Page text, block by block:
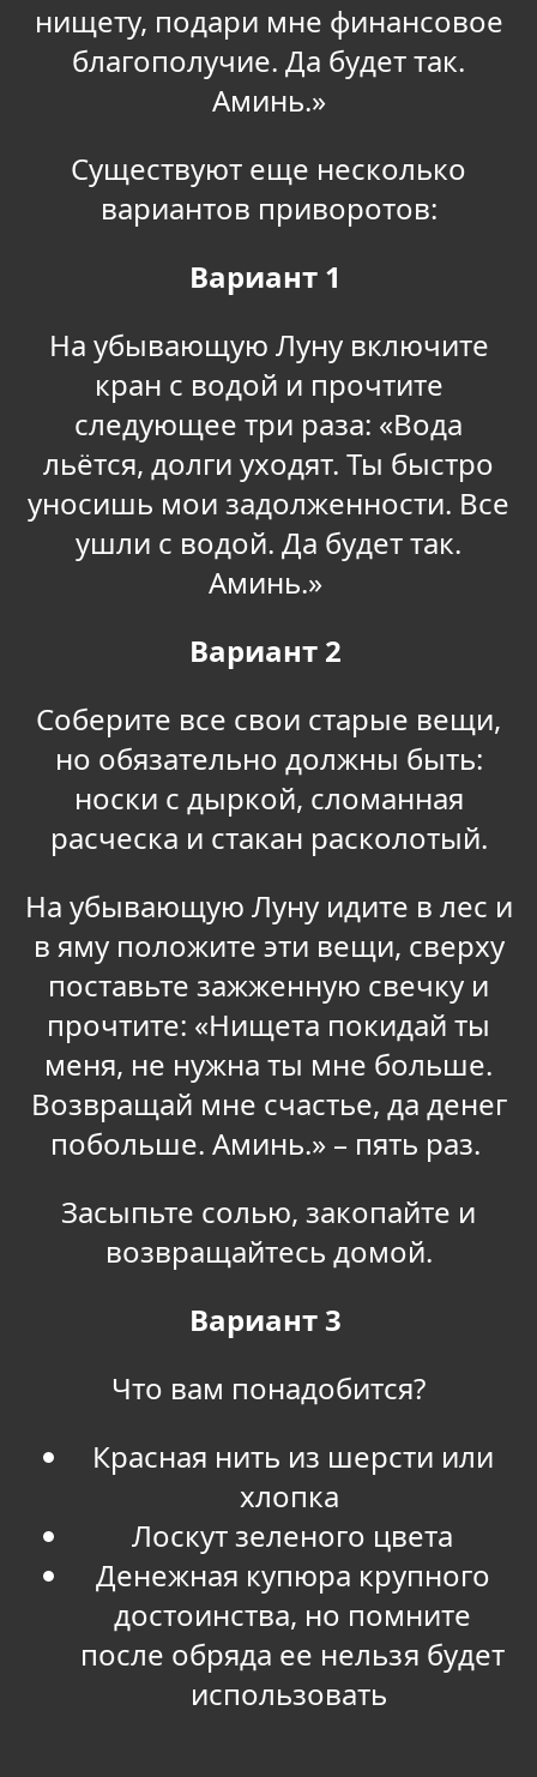
нищету, подари мне финансовое
благополучие. Да будет так.
Аминь.»
Существуют еще несколько
вариантов приворотов:
Вариант 1
На убывающую Луну включите
кран с водой и прочтите
следующее три раза: «Вода
льётся, долги уходят. Ты быстро
уносишь мои задолженности. Все
ушли с водой. Да будет так.
Аминь.»
Вариант 2
Соберите все свои старые вещи,
но обязательно должны быть:
носки с дыркой, сломанная
расческа и стакан расколотый.
На убывающую Луну идите в лес и
в яму положите эти вещи, сверху
поставьте зажженную свечку и
прочтите: «Нищета покидай ты
меня, не нужна ты мне больше.
Возвращай мне счастье, да денег
побольше. Аминь.» – пять раз.
Засыпьте солью, закопайте и
возвращайтесь домой.
Вариант 3
Что вам понадобится?
Красная нить из шерсти или
хлопка
Лоскут зеленого цвета
Денежная купюра крупного
достоинства, но помните
после обряда ее нельзя будет
использовать